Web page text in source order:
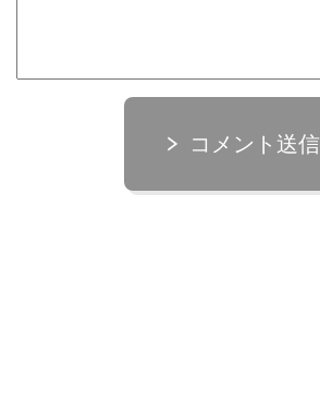
コメント送信